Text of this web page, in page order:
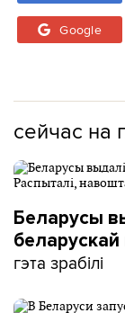
Google
сейчас на
Беларусы
беларускай
гэта зрабілі